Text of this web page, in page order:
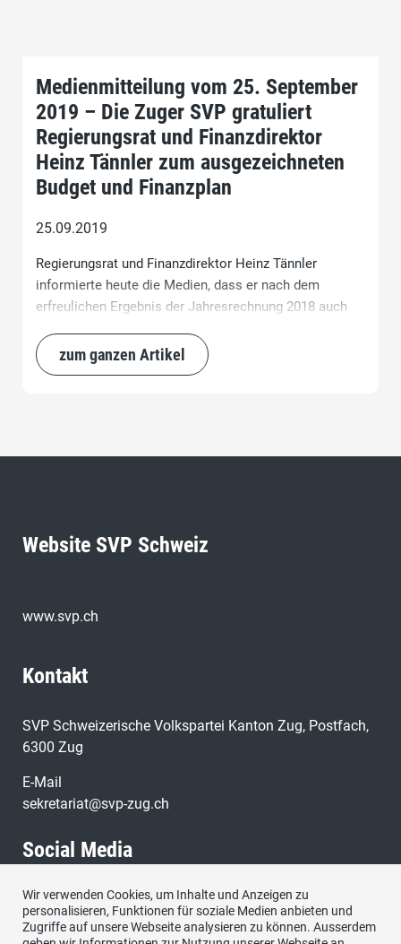
Medienmitteilung vom 25. September
2019 – Die Zuger SVP gratuliert
Regierungsrat und Finanzdirektor
Heinz Tännler zum ausgezeichneten
Budget und Finanzplan
25.09.2019
Regierungsrat und Finanzdirektor Heinz Tännler
informierte heute die Medien, dass er nach dem
erfreulichen Ergebnis der Jahresrechnung 2018 auch
2023 hohe Ertragsüberschüsse erwartet. So soll der
Ertragsüberschuss im Jahr 2020 CHF 148,7 Mio., im
zum ganzen Artikel
Website SVP Schweiz
www.svp.ch
Kontakt
SVP Schweizerische Volkspartei Kanton Zug, Postfach,
6300 Zug
E-Mail
sekretariat@svp-zug.ch
Social Media
Besuchen Sie uns bei:
Wir verwenden Cookies, um Inhalte und Anzeigen zu
personalisieren, Funktionen für soziale Medien anbieten und
Zugriffe auf unsere Webseite analysieren zu können. Ausserdem